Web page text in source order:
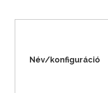
Név/konfiguráció